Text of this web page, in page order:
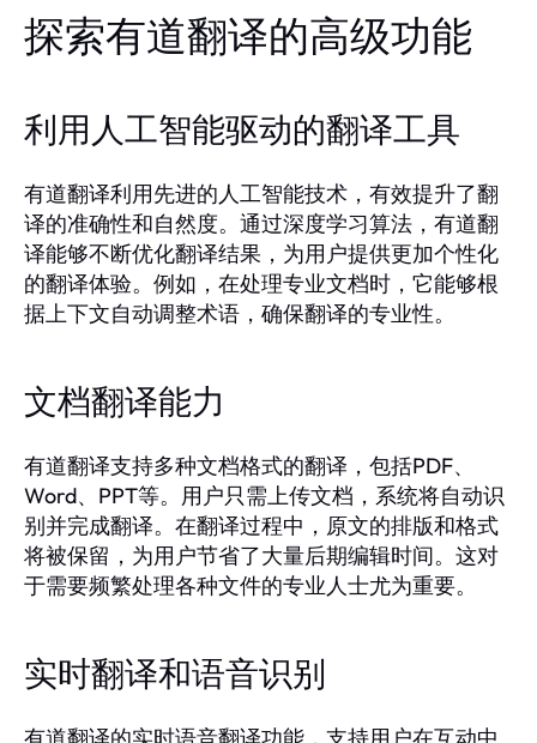
探索有道翻译的高级功能
利用人工智能驱动的翻译工具
有道翻译利用先进的人工智能技术，有效提升了翻
译的准确性和自然度。通过深度学习算法，有道翻
译能够不断优化翻译结果，为用户提供更加个性化
的翻译体验。例如，在处理专业文档时，它能够根
据上下文自动调整术语，确保翻译的专业性。
文档翻译能力
有道翻译支持多种文档格式的翻译，包括PDF、
Word、PPT等。用户只需上传文档，系统将自动识
别并完成翻译。在翻译过程中，原文的排版和格式
将被保留，为用户节省了大量后期编辑时间。这对
于需要频繁处理各种文件的专业人士尤为重要。
实时翻译和语音识别